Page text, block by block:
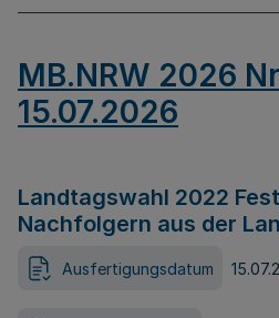
MB.NRW 2026
15.07.2026
Landtagswahl 2022
Nachfolgern aus der
Ausfertigungsdatum